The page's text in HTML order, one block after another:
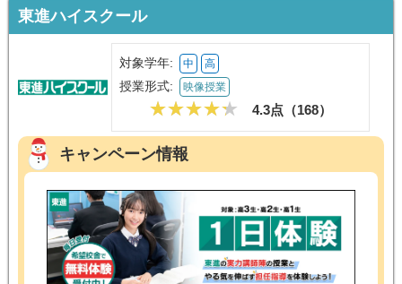
東進ハイスクール
対象学年: 中 高
授業形式: 映像授業
4.3点（168）
キャンペーン情報